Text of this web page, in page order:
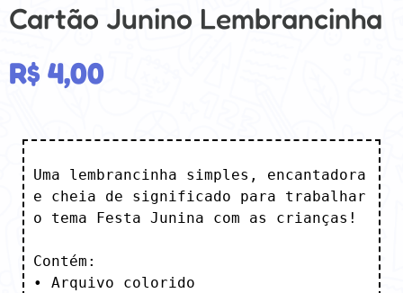
Cartão Junino Lembrancinha
R$ 4,00
Uma lembrancinha simples, encantadora
e cheia de significado para trabalhar
o tema Festa Junina com as crianças!
Contém:
• Arquivo colorido